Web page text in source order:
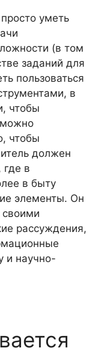
уметь
(в том
заданий для
пользоваться
в
чтобы
можно
чтобы
должен
где в
в быту
элементы. Он
рассуждения,
и научно-